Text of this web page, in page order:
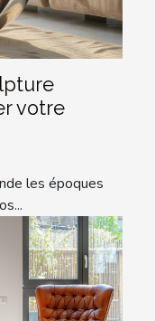
votre
les époques